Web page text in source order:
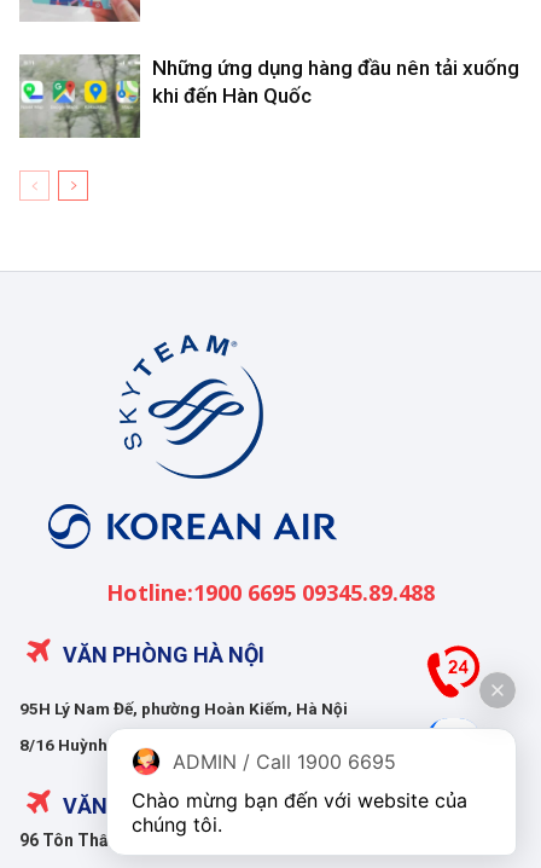
Những ứng dụng hàng đầu nên tải xuống
khi đến Hàn Quốc
Hotline:1900 6695 09345.89.488
VĂN PHÒNG HÀ NỘI
95H Lý Nam Đế, phường Hoàn Kiếm, Hà Nội
8/16 Huỳnh Thúc Kháng, phường Giảng Võ, Hà Nội
VĂN PHÒNG HỒ CHÍ MINH
96 Tôn Thất Tùng, phường Bến Thành, Hồ Chí Minh
ADMIN / Call 1900 6695
Chào mừng bạn đến với website của
chúng tôi.